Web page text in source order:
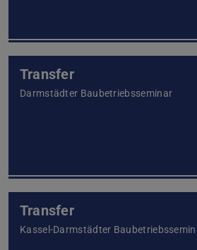
Transfer
Darmstädter Baubetriebsseminar
Transfer
Kassel-Darmstädter